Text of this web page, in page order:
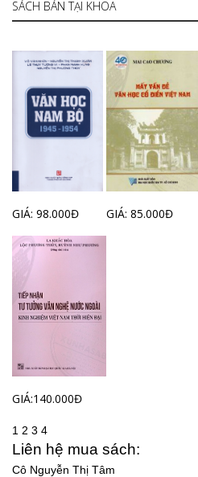
SÁCH BÁN TẠI KHOA
GIÁ: 98.000Đ GIÁ: 85.000Đ
GIÁ:140.000Đ
1 2 3 4
Liên hệ mua sách:
Cô Nguyễn Thị Tâm